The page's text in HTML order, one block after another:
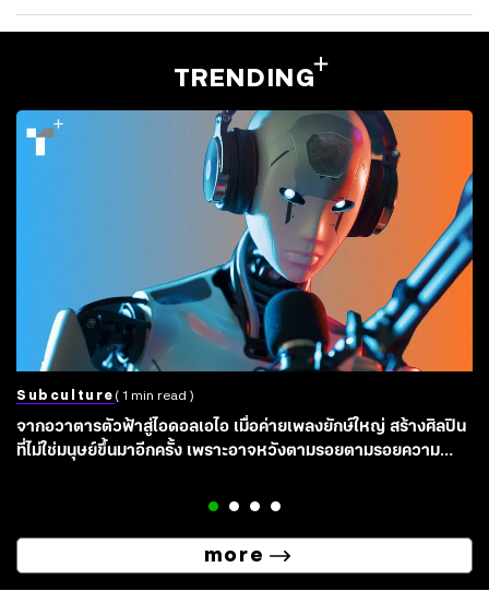
TRENDING
Subculture ( 1 min read )
จากอวาตารตัวฟ้าสู่ไอดอลเอไอ เมื่อค่ายเพลงยักษ์ใหญ่ สร้างศิลปิน
ที่ไม่ใช่มนุษย์ขึ้นมาอีกครั้ง เพราะอาจหวังตามรอยตามรอยความ
more